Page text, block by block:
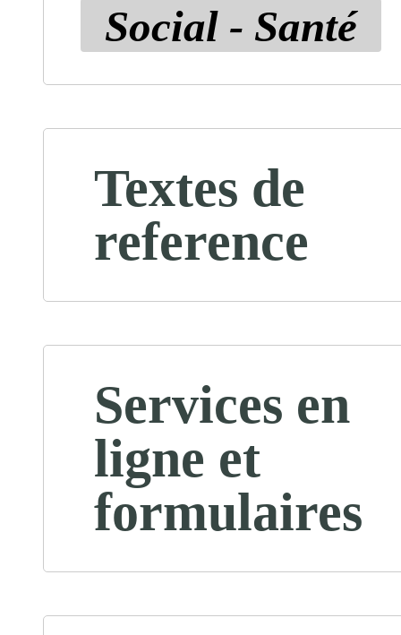
Social - Santé
Textes de
reference
Services en
ligne et
formulaires